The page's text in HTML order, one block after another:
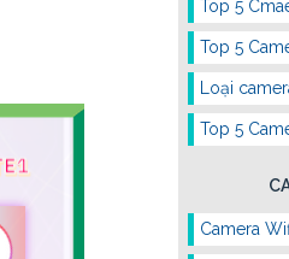
Top 5
Top 5
Loại
Top 5
Camera